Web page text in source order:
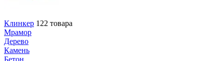
Клинкер 122 товара
Мрамор
Дерево
Камень
Бетон